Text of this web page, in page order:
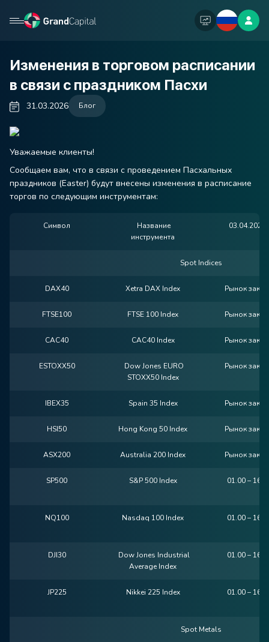
Изменения в торговом расписании
в связи с праздником Пасхи
31.03.2026 Блог
Уважаемые клиенты!
Сообщаем вам, что в связи с проведением Пасхальных
праздников (Easter) будут внесены изменения в расписание
торгов по следующим инструментам:
Символ
Название
инструмента
Spot Indices
DAX40 Xetra DAX Index Рынок
FTSE100 FTSE 100 Index Рынок
CAC40 CAC40 Index Рынок
ESTOXX50
Dow Jones EURO
STOXX50 Index
Рынок
IBEX35 Spain 35 Index Рынок
HSI50 Hong Kong 50 Index Рынок
ASX200 Australia 200 Index Рынок
SP500 S&P 500 Index 01.00 –
NQ100 Nasdaq 100 Index 01.00 –
DJI30
Dow Jones Industrial
Average Index
01.00 –
JP225 Nikkei 225 Index 01.00 –
Spot Metals